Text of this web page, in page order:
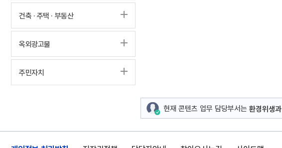
건축 · 주택 · 부동산
옥외광고물
주민자치
현재 콘텐츠 업무 담당부서는 환경위생과